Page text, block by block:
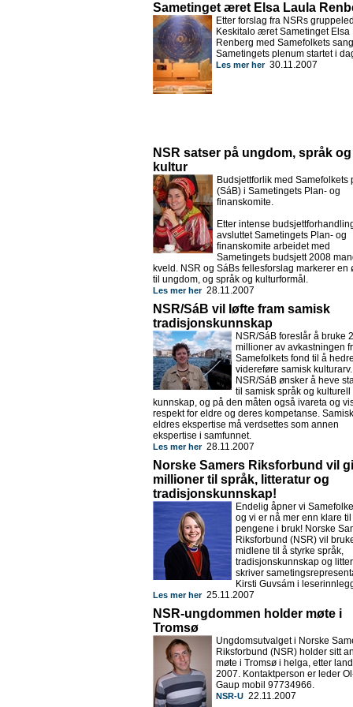
Sametinget æret Elsa Laula
Etter forslag fra NSRs
Keskitalo æret Sametinget Elsa
Renberg med Samefolkets
Sametingets plenum startet i
Les mer her30.11.2007
NSR satser på ungdom, språk og
kultur
Budsjettforlik med Samefolkets
(SáB) i Sametingets Plan- og
finanskomite.
Etter intense
avsluttet Sametingets Plan- og
finanskomite arbeidet med
Sametingets budsjett 2008
kveld. NSR og SáBs fellesforslag markerer en
til ungdom, og språk og kulturformål.
Les mer her28.11.2007
NSR/SáB vil løfte fram samisk
tradisjonskunnskap
NSR/SáB foreslår å bruke 2
millioner av avkastningen
Samefolkets fond til å
videreføre samisk kulturarv.
NSR/SáB ønsker å heve
til samisk språk og kulturell
kunnskap, og på den måten også ivareta og
respekt for eldre og deres kompetanse.
eldres ekspertise må verdsettes som annen
ekspertise i samfunnet.
Les mer her28.11.2007
Norske Samers Riksforbund vil gi
millioner til språk, litteratur og
tradisjonskunnskap!
Endelig åpner vi
og vi er nå mer enn klare til
pengene i bruk! Norske
Riksforbund (NSR) vil
midlene til å styrke språk,
tradisjonskunnskap og
skriver
Kirsti Guvsám i
Les mer her25.11.2007
NSR-ungdommen holder møte i
Tromsø
Ungdomsutvalget i Norske
Riksforbund (NSR) holder sitt
møte i Tromsø i helga, etter
2007. Kontaktperson er leder
Gaup mobil 97734966.
NSR-U 22.11.2007